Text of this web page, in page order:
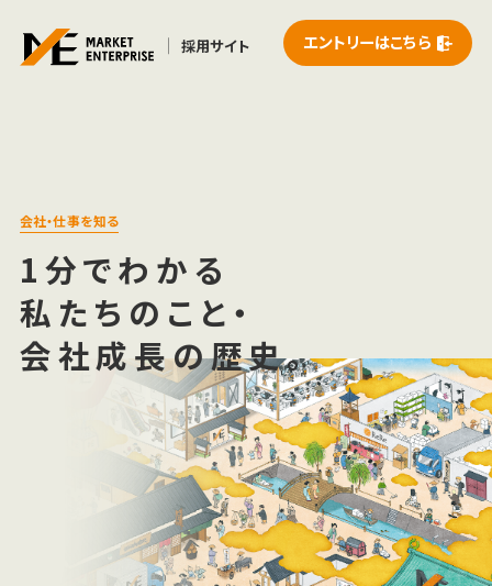
採用サイト エントリーはこちら
会社・仕事を知る
1分でわかる
私たちのこと・
会社成長の歴史。